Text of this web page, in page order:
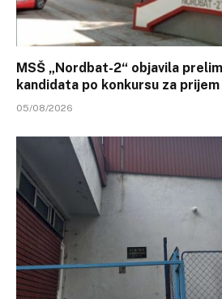
MSŠ „Nordbat-2“ objavila
kandidata po konkursu za
05/08/2026